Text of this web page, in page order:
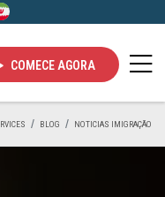
COMECE AGORA
BLOG NOTICIAS IMIGRAÇÃO